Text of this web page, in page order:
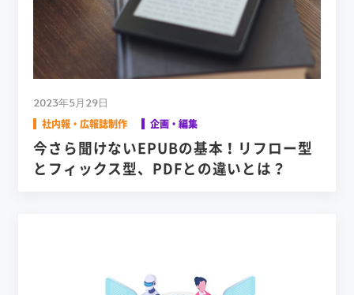
2023年5月29日
社内報・広報誌制作 企画・編集
今さら聞けないEPUBの基本！リフロー型
とフィックス型、PDFとの違いとは？